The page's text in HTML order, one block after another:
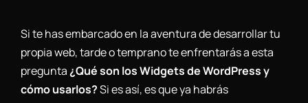
Si te has embarcado en la aventura de desarrollar tu
propia web, tarde o temprano te enfrentarás a esta
pregunta¿Qué son los Widgets de WordPress y
cómo usarlos?Si es así, es que ya habrás